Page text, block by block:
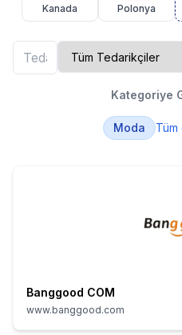
Kanada Polonya
Kategoriye
Moda Tüm
Banggood COM
www.banggood.com